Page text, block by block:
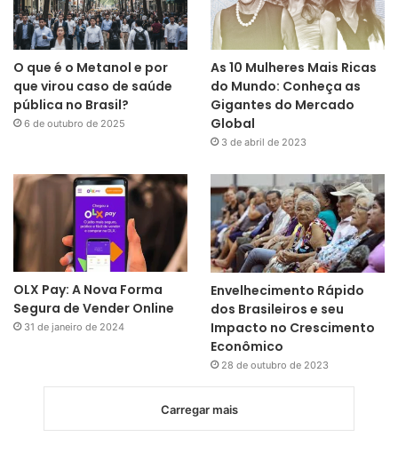
O que é o Metanol e por
que virou caso de saúde
pública no Brasil?
6 de outubro de 2025
As 10 Mulheres Mais Ricas
do Mundo: Conheça as
Gigantes do Mercado
Global
3 de abril de 2023
OLX Pay: A Nova Forma
Segura de Vender Online
31 de janeiro de 2024
Envelhecimento Rápido
dos Brasileiros e seu
Impacto no Crescimento
Econômico
28 de outubro de 2023
Carregar mais